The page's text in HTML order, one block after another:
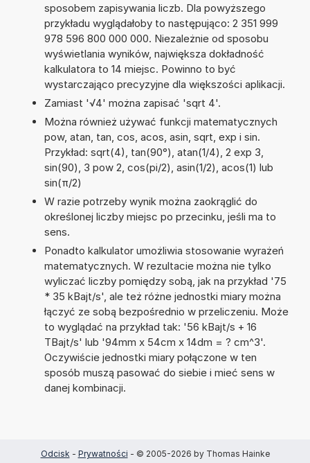
sposobem zapisywania liczb. Dla powyższego
przykładu wyglądałoby to następująco: 2 351 999
978 596 800 000 000. Niezależnie od sposobu
wyświetlania wyników, największa dokładność
kalkulatora to 14 miejsc. Powinno to być
wystarczająco precyzyjne dla większości aplikacji.
Zamiast '√4' można zapisać 'sqrt 4'.
Można również używać funkcji matematycznych
pow, atan, tan, cos, acos, asin, sqrt, exp i sin.
Przykład: sqrt(4), tan(90°), atan(1/4), 2 exp 3,
sin(90), 3 pow 2, cos(pi/2), asin(1/2), acos(1) lub
sin(π/2)
W razie potrzeby wynik można zaokrąglić do
określonej liczby miejsc po przecinku, jeśli ma to
sens.
Ponadto kalkulator umożliwia stosowanie wyrażeń
matematycznych. W rezultacie można nie tylko
wyliczać liczby pomiędzy sobą, jak na przykład '75
* 35 kBajt/s', ale też różne jednostki miary można
łączyć ze sobą bezpośrednio w przeliczeniu. Może
to wyglądać na przykład tak: '56 kBajt/s + 16
TBajt/s' lub '94mm x 54cm x 14dm = ? cm^3'.
Oczywiście jednostki miary połączone w ten
sposób muszą pasować do siebie i mieć sens w
danej kombinacji.
Odcisk - Prywatności - © 2005-2026 by Thomas Hainke